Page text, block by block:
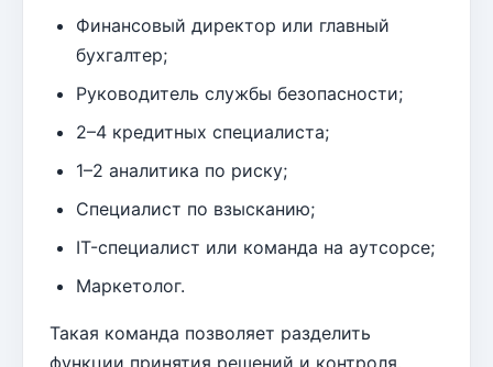
Финансовый директор или главный
бухгалтер;
Руководитель службы безопасности;
2–4 кредитных специалиста;
1–2 аналитика по риску;
Специалист по взысканию;
IT-специалист или команда на аутсорсе;
Маркетолог.
Такая команда позволяет разделить